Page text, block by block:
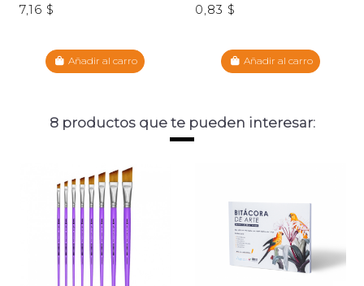
7,16 $
Añadir al carro
0,83 $
Añadir al carro
8 productos que te pueden interesar: